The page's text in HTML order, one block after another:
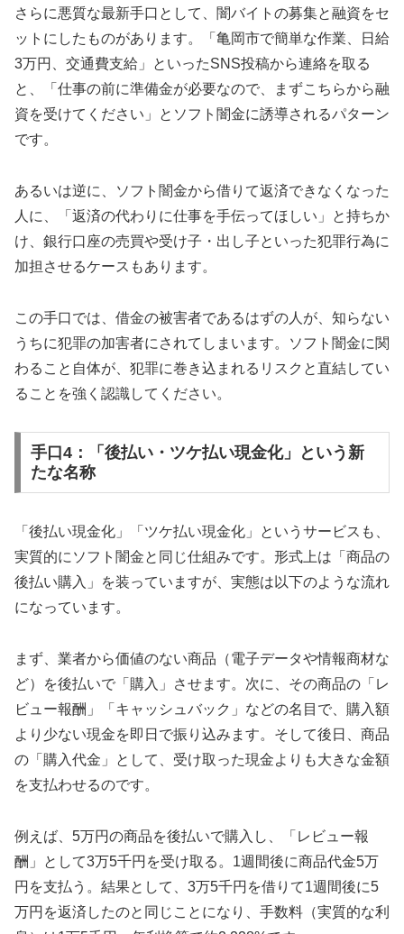
さらに悪質な最新手口として、闇バイトの募集と融資をセ
ットにしたものがあります。「亀岡市で簡単な作業、日給
3万円、交通費支給」といったSNS投稿から連絡を取る
と、「仕事の前に準備金が必要なので、まずこちらから融
資を受けてください」とソフト闇金に誘導されるパターン
です。
あるいは逆に、ソフト闇金から借りて返済できなくなった
人に、「返済の代わりに仕事を手伝ってほしい」と持ちか
け、銀行口座の売買や受け子・出し子といった犯罪行為に
加担させるケースもあります。
この手口では、借金の被害者であるはずの人が、知らない
うちに犯罪の加害者にされてしまいます。ソフト闇金に関
わること自体が、犯罪に巻き込まれるリスクと直結してい
ることを強く認識してください。
手口4：「後払い・ツケ払い現金化」という新
たな名称
「後払い現金化」「ツケ払い現金化」というサービスも、
実質的にソフト闇金と同じ仕組みです。形式上は「商品の
後払い購入」を装っていますが、実態は以下のような流れ
になっています。
まず、業者から価値のない商品（電子データや情報商材な
ど）を後払いで「購入」させます。次に、その商品の「レ
ビュー報酬」「キャッシュバック」などの名目で、購入額
より少ない現金を即日で振り込みます。そして後日、商品
の「購入代金」として、受け取った現金よりも大きな金額
を支払わせるのです。
例えば、5万円の商品を後払いで購入し、「レビュー報
酬」として3万5千円を受け取る。1週間後に商品代金5万
円を支払う。結果として、3万5千円を借りて1週間後に5
万円を返済したのと同じことになり、手数料（実質的な利